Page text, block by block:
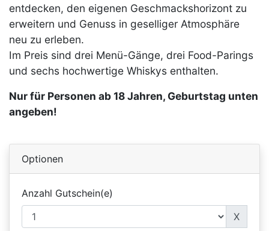
entdecken, den eigenen Geschmackshorizont zu
erweitern und Genuss in geselliger Atmosphäre
neu zu erleben.
Im Preis sind drei Menü-Gänge, drei Food-Parings
und sechs hochwertige Whiskys enthalten.
Nur für Personen ab 18 Jahren, Geburtstag unten
angeben!
Optionen
Anzahl Gutschein(e)
X